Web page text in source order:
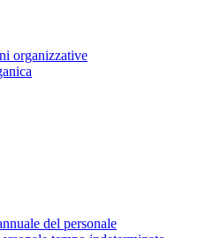
organizzative
del personale